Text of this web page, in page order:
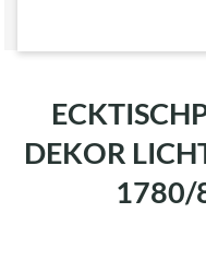
DEKOR
1780/